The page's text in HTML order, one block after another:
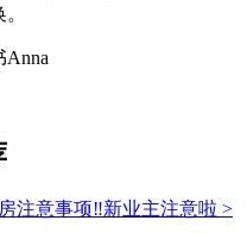
Anna
注意事项‼新业主注意啦 >